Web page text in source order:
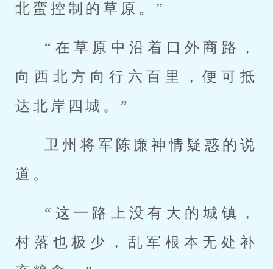
北蛮控制的草原。”
“在草原中沿着口外商路，
向西北方向行六百里，便可抵
达北岸四城。”
卫州将军陈廉神情疑惑的说
道。
“这一路上没有大的城镇，
村落也极少，乱军根本无处补